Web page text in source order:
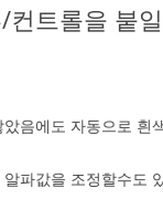
트롤을 붙
음에도 자동으로 흰
파값을 조정할수도